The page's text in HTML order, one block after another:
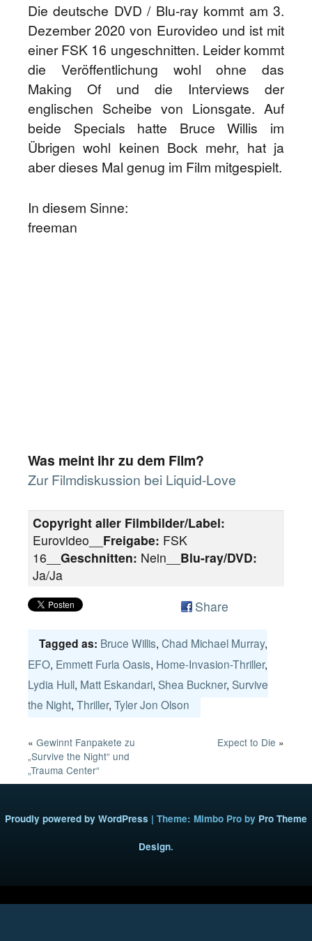
Die deutsche DVD / Blu-ray kommt am 3.
Dezember 2020 von Eurovideo und ist mit
einer FSK 16 ungeschnitten. Leider kommt
die Veröffentlichung wohl ohne das
Making Of und die Interviews der
englischen Scheibe von Lionsgate. Auf
beide Specials hatte Bruce Willis im
Übrigen wohl keinen Bock mehr, hat ja
aber dieses Mal genug im Film mitgespielt.
In diesem Sinne:
freeman
Was meint ihr zu dem Film?
Zur Filmdiskussion bei Liquid-Love
Copyright aller Filmbilder/Label:
Eurovideo__ Freigabe: FSK
16__ Geschnitten: Nein__ Blu-ray/DVD:
Ja/Ja
Share
Tagged as: Bruce Willis, Chad Michael Murray,
EFO, Emmett Furla Oasis, Home-Invasion-Thriller,
Lydia Hull, Matt Eskandari, Shea Buckner, Survive
the Night, Thriller, Tyler Jon Olson
« Gewinnt Fanpakete zu
„Survive the Night“ und
„Trauma Center“
Expect to Die »
Proudly powered by WordPress | Theme: Mimbo Pro by Pro Theme
Design.